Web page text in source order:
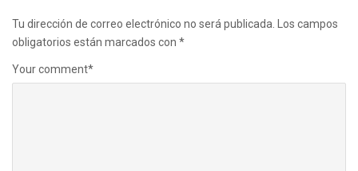
Tu dirección de correo electrónico no será publicada.
Los campos
obligatorios están marcados con *
Your comment*